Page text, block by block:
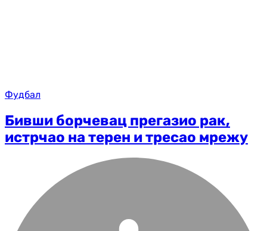
Фудбал
Бивши борчевац прегазио рак,
истрчао на терен и тресао мрежу